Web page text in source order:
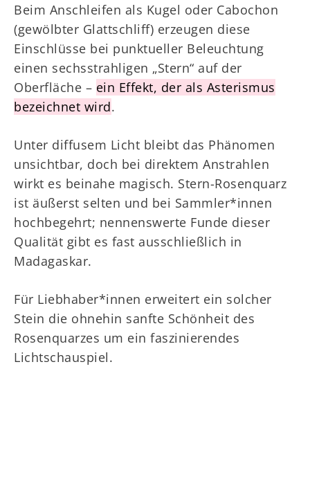
Beim Anschleifen als Kugel oder Cabochon
(gewölbter Glattschliff) erzeugen diese
Einschlüsse bei punktueller Beleuchtung
einen sechsstrahligen „Stern“ auf der
Oberfläche – ein Effekt, der als Asterismus
bezeichnet wird.
Unter diffusem Licht bleibt das Phänomen
unsichtbar, doch bei direktem Anstrahlen
wirkt es beinahe magisch. Stern-Rosenquarz
ist äußerst selten und bei Sammler*innen
hochbegehrt; nennenswerte Funde dieser
Qualität gibt es fast ausschließlich in
Madagaskar.
Für Liebhaber*innen erweitert ein solcher
Stein die ohnehin sanfte Schönheit des
Rosenquarzes um ein faszinierendes
Lichtschauspiel.